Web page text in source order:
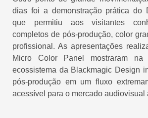
dias foi a demonstração prática do
que permitiu aos visitantes
completos de pós-produção, color
profissional. As apresentações
Micro Color Panel mostraram
ecossistema da Blackmagic Design
pós-produção em um fluxo
acessível para o mercado audiovisual